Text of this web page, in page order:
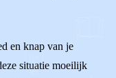
en knap van je
situatie moeilijk